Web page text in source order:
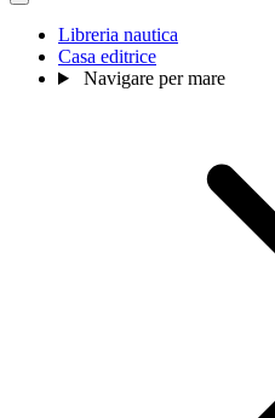
Libreria nautica
Casa editrice
Navigare per mare